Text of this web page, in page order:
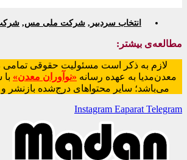
انتخاب سردبیر , شرکت ملی مس,
مطالعه‌ی بیشتر:
لازم به ذکر است مسئولیت حقوقی تمامی
معدن‌مدیا به عهده رسانه «نوآوران معدن»
می‌باشد؛ سایر محتواهای درج‌شده بازنشر
Instagram Eaparat Telegram